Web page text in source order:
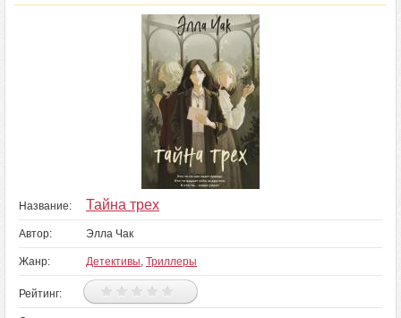
Название: Тайна трех
Автор: Элла Чак
Жанр: Детективы, Триллеры
Рейтинг: